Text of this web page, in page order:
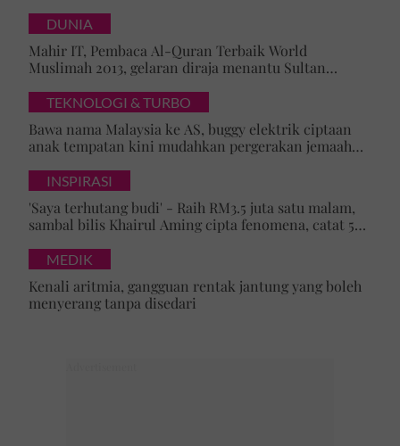
DUNIA
Mahir IT, Pembaca Al-Quran Terbaik World
Muslimah 2013, gelaran diraja menantu Sultan
merta
TEKNOLOGI & TURBO
Bawa nama Malaysia ke AS, buggy elektrik ciptaan
anak tempatan kini mudahkan pergerakan jemaah
INSPIRASI
'Saya terhutang budi' - Raih RM3.5 juta satu malam,
sambal bilis Khairul Aming cipta fenomena, catat 5
MEDIK
Kenali aritmia, gangguan rentak jantung yang boleh
menyerang tanpa disedari